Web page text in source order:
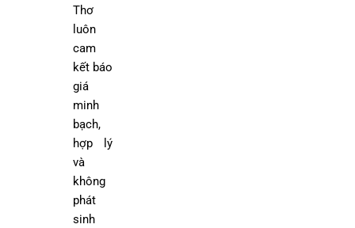
Thơ
luôn
cam
kết báo
giá
minh
bạch,
hợp lý
và
không
phát
sinh